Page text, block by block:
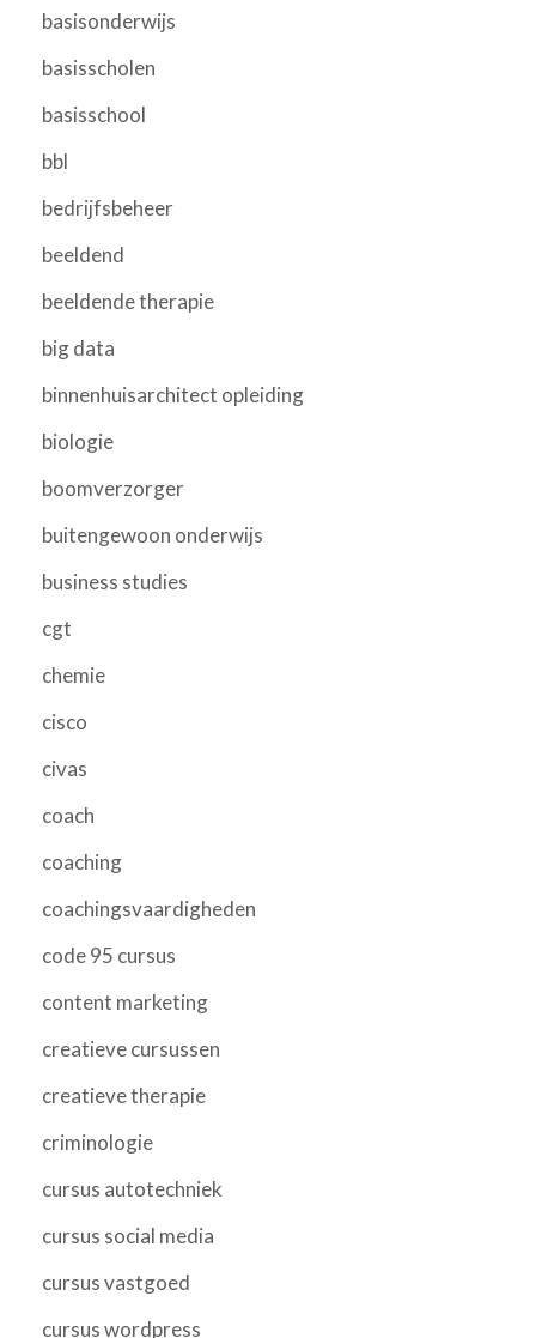
basisonderwijs
basisscholen
basisschool
bbl
bedrijfsbeheer
beeldend
beeldende therapie
big data
binnenhuisarchitect opleiding
biologie
boomverzorger
buitengewoon onderwijs
business studies
cgt
chemie
cisco
civas
coach
coaching
coachingsvaardigheden
code 95 cursus
content marketing
creatieve cursussen
creatieve therapie
criminologie
cursus autotechniek
cursus social media
cursus vastgoed
cursus wordpress